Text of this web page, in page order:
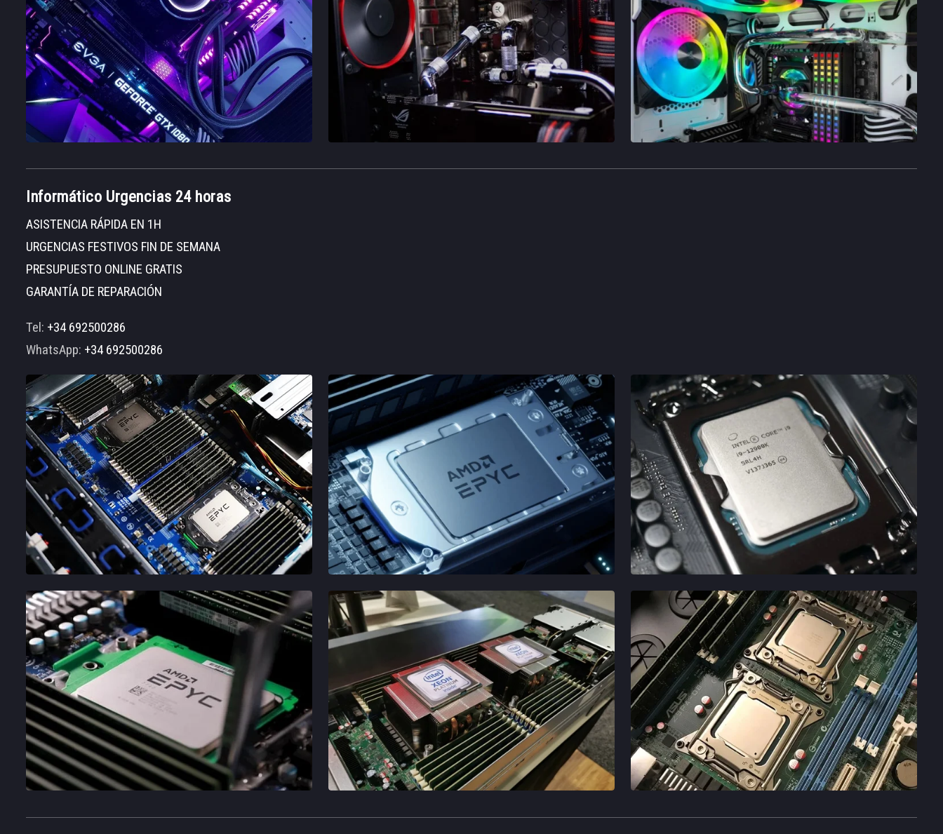
Informático Urgencias 24 horas
ASISTENCIA RÁPIDA EN 1H
URGENCIAS FESTIVOS FIN DE SEMANA
PRESUPUESTO ONLINE GRATIS
GARANTÍA DE REPARACIÓN
Tel: +34 692500286
WhatsApp: +34 692500286